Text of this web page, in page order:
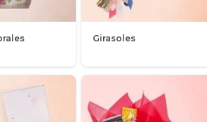
Girasoles